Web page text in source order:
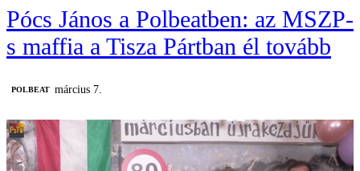
Pócs János a Polbeatben: az MSZP-
s maffia a Tisza Pártban él tovább
‎POLBEAT március 7.